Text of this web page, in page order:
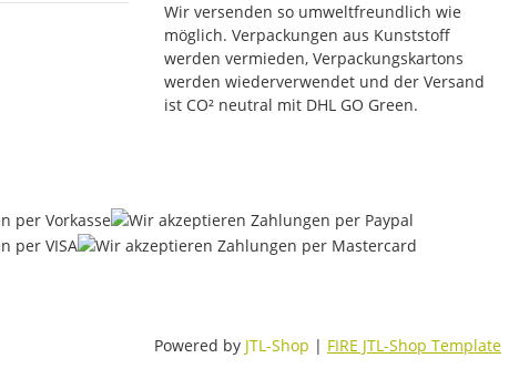
Wir versenden so umweltfreundlich wie
möglich. Verpackungen aus Kunststoff
werden vermieden, Verpackungskartons
werden wiederverwendet und der Versand
ist CO² neutral mit DHL GO Green.
Powered by JTL-Shop | FIRE JTL-Shop Template